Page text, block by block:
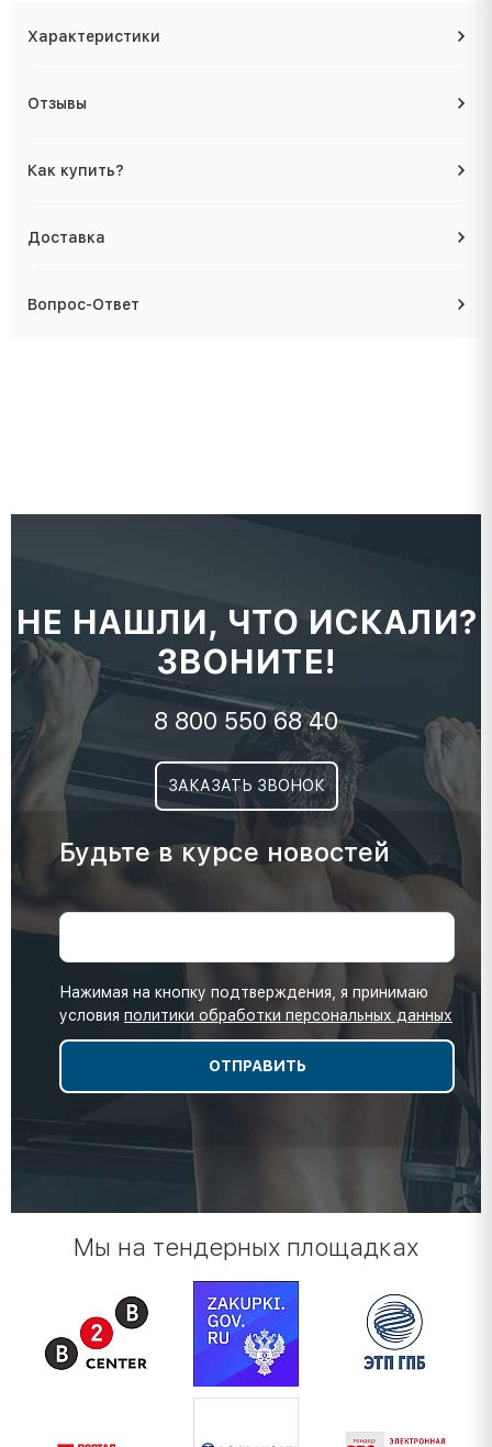
Характеристики
Отзывы
Как купить?
Доставка
Вопрос-Ответ
НЕ НАШЛИ, ЧТО ИСКАЛИ?
ЗВОНИТЕ!
8 800 550 68 40
ЗАКАЗАТЬ ЗВОНОК
Будьте в курсе новостей
Нажимая на кнопку подтверждения, я принимаю
условия политики обработки персональных данных
Мы на тендерных площадках